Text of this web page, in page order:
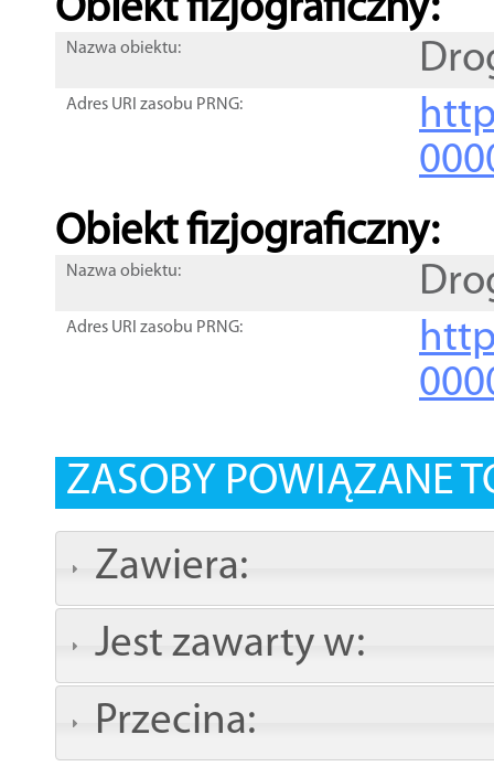
Obiekt fizjograficzny:
Nazwa obiektu:
Adres URI zasobu PRNG:
Obiekt fizjograficzny:
Nazwa obiektu:
Adres URI zasobu PRNG:
ZASOBY POWIĄZANE
Zawiera:
Jest zawarty w:
Przecina: